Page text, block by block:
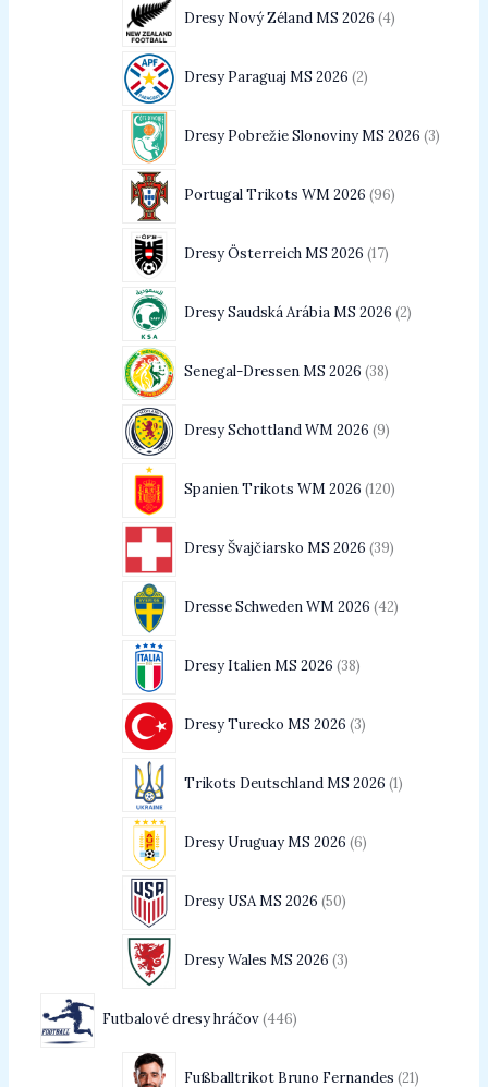
Dresy Nový Zéland MS 2026 4
Dresy Paraguaj MS 2026 2
Dresy Pobrežie Slonoviny MS 2026 3
Portugal Trikots WM 2026 96
Dresy Österreich MS 2026 17
Dresy Saudská Arábia MS 2026 2
Senegal-Dressen MS 2026 38
Dresy Schottland WM 2026 9
Spanien Trikots WM 2026 120
Dresy Švajčiarsko MS 2026 39
Dresse Schweden WM 2026 42
Dresy Italien MS 2026 38
Dresy Turecko MS 2026 3
Trikots Deutschland MS 2026 1
Dresy Uruguay MS 2026 6
Dresy USA MS 2026 50
Dresy Wales MS 2026 3
Futbalové dresy hráčov 446
Fußballtrikot Bruno Fernandes 21